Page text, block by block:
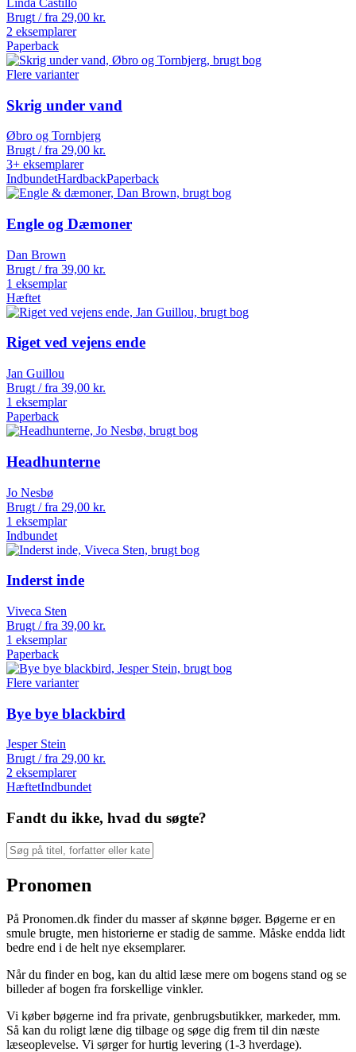
Brugt / fra 29,00 kr.
2 eksemplarer
Paperback
Flere varianter
Skrig under vand
Øbro og Tornbjerg
Brugt / fra 29,00 kr.
3+ eksemplarer
IndbundetHardbackPaperback
Engle og Dæmoner
Dan Brown
Brugt / fra 39,00 kr.
1 eksemplar
Hæftet
Riget ved vejens ende
Jan Guillou
Brugt / fra 39,00 kr.
1 eksemplar
Paperback
Headhunterne
Jo Nesbø
Brugt / fra 29,00 kr.
1 eksemplar
Indbundet
Inderst inde
Viveca Sten
Brugt / fra 39,00 kr.
1 eksemplar
Paperback
Flere varianter
Bye bye blackbird
Jesper Stein
Brugt / fra 29,00 kr.
2 eksemplarer
HæftetIndbundet
Fandt du ikke, hvad du søgte?
Pronomen
På Pronomen.dk finder du masser af skønne bøger. Bøgerne er en
smule brugte, men historierne er stadig de samme. Måske endda lidt
bedre end i de helt nye eksemplarer.
Når du finder en bog, kan du altid læse mere om bogens stand og se
billeder af bogen fra forskellige vinkler.
Vi køber bøgerne ind fra private, genbrugsbutikker, markeder, mm.
Så kan du roligt læne dig tilbage og søge dig frem til din næste
læseoplevelse. Vi sørger for hurtig levering (1-3 hverdage).